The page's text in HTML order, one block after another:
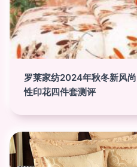
罗莱家纺2024年秋冬新风
性印花四件套测评